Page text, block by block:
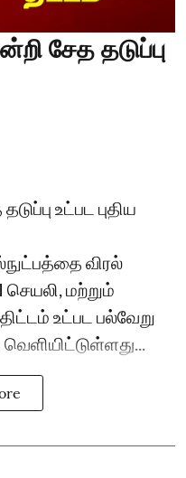
சேத தடுப்பு
உட்பட புதிய
விரல்
மற்றும்
உட்பட பல்வேறு